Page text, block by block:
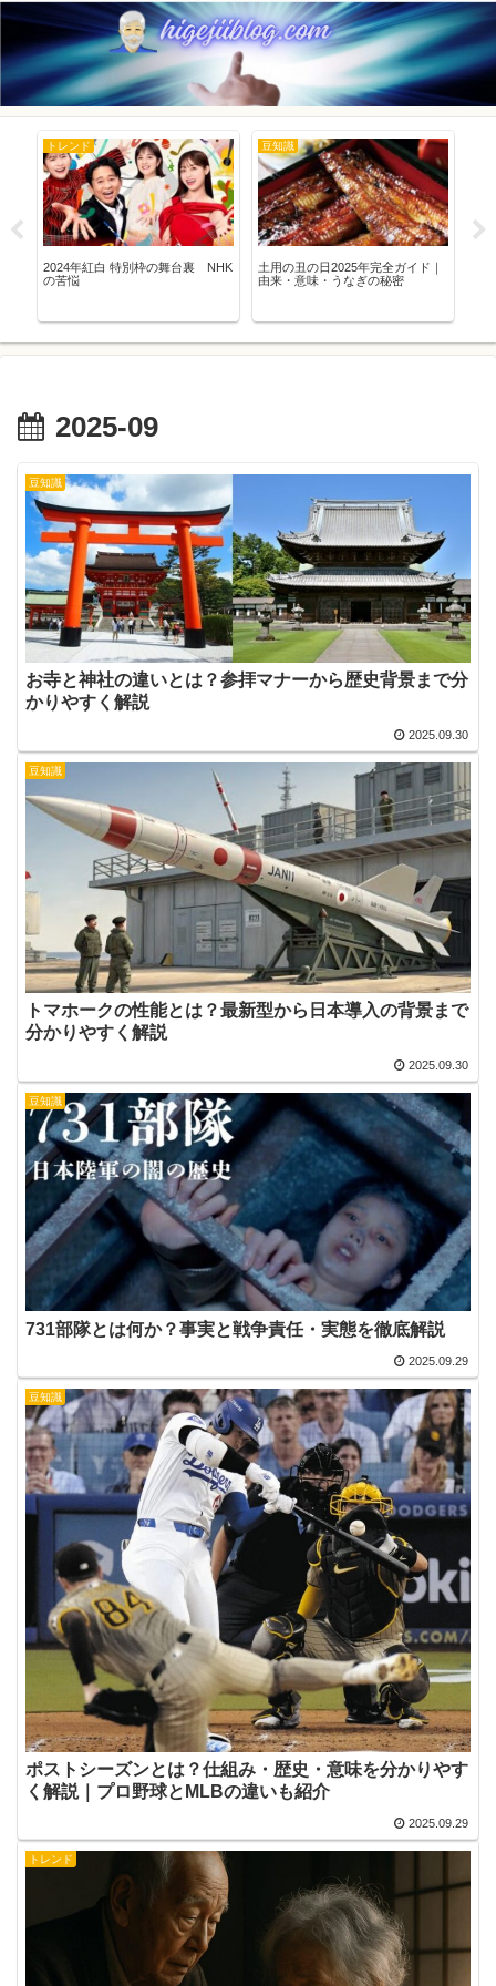
トレンド
2024年紅白 特別枠の舞台裏 NHK
の苦悩
豆知識
土用の丑の日2025年完全ガイド｜
由来・意味・うなぎの秘密
2025-09
豆知識
お寺と神社の違いとは？参拝マナーから歴史背景まで分
かりやすく解説
2025.09.30
豆知識
トマホークの性能とは？最新型から日本導入の背景まで
分かりやすく解説
2025.09.30
豆知識
731部隊とは何か？事実と戦争責任・実態を徹底解説
2025.09.29
豆知識
ポストシーズンとは？仕組み・歴史・意味を分かりやす
く解説｜プロ野球とMLBの違いも紹介
2025.09.29
トレンド